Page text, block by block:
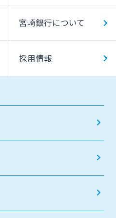
宮崎銀行について
採用情報